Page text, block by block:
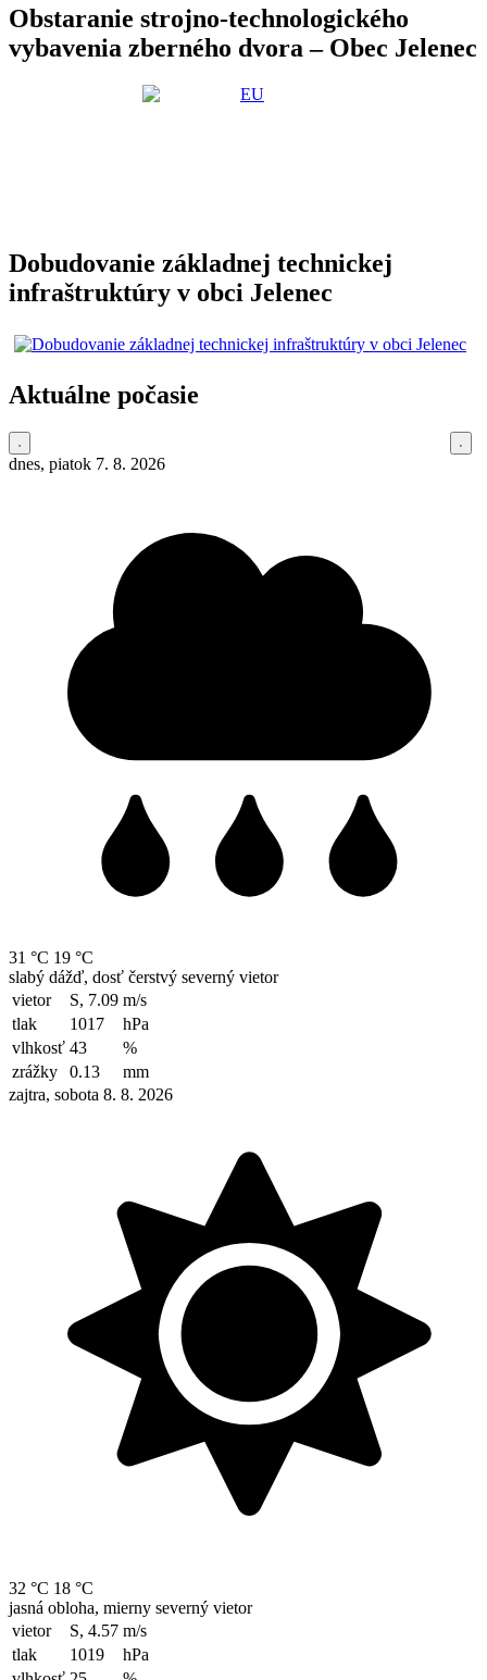
Obstaranie strojno-technologického
vybavenia zberného dvora – Obec Jelenec
Dobudovanie základnej technickej
infraštruktúry v obci Jelenec
Aktuálne počasie
dnes, piatok 7. 8. 2026
31 °C 19 °C
slabý dážď, dosť čerstvý severný vietor
vietor
S, 7.09 m/s
tlak
1017
hPa
vlhkosť 43
%
zrážky
0.13
mm
zajtra, sobota 8. 8. 2026
32 °C 18 °C
jasná obloha, mierny severný vietor
vietor
S, 4.57 m/s
tlak
1019
hPa